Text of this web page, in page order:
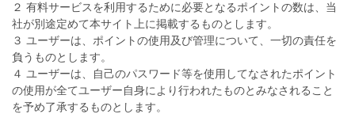
２ 有料サービスを利用するために必要となるポイントの数は、当
社が別途定めて本サイト上に掲載するものとします。
３ ユーザーは、ポイントの使用及び管理について、一切の責任を
負うものとします。
４ ユーザーは、自己のパスワード等を使用してなされたポイント
の使用が全てユーザー自身により行われたものとみなされること
を予め了承するものとします。